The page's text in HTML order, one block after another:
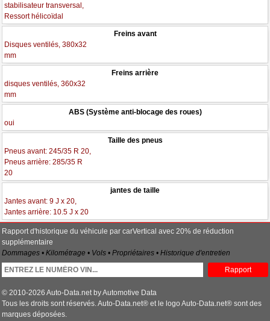
stabilisateur transversal,
Ressort hélicoïdal
Freins avant
Disques ventilés, 380x32
mm
Freins arrière
disques ventilés, 360x32
mm
ABS (Système anti-blocage des roues)
oui
Taille des pneus
Pneus avant: 245/35 R 20,
Pneus arrière: 285/35 R
20
jantes de taille
Jantes avant: 9 J x 20,
Jantes arrière: 10.5 J x 20
Rapport d'historique du véhicule par carVertical avec 20% de réduction
supplémentaire
Dommages • Kilométrage • Vols • Propriétaires • Historique d'entretien
Rapport
© 2010-2026 Auto-Data.net by Automotive Data
Tous les droits sont réservés. Auto-Data.net® et le logo Auto-Data.net® sont des
marques déposées.